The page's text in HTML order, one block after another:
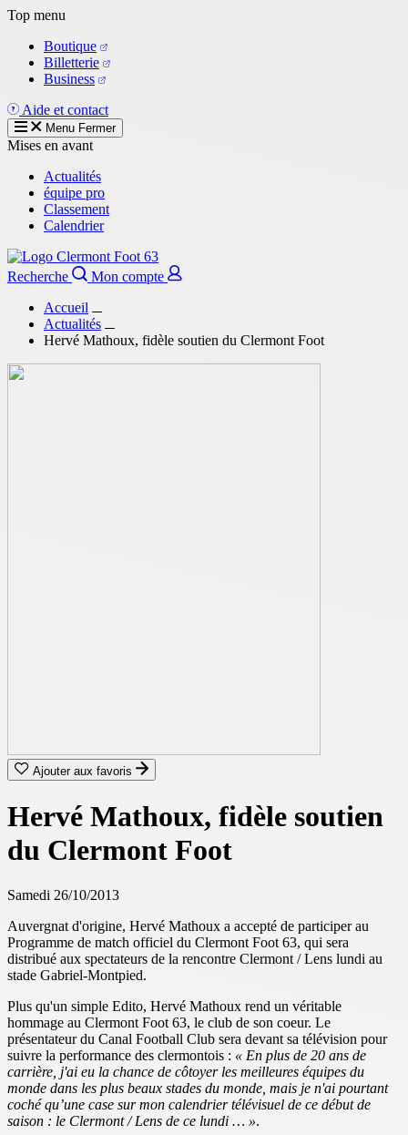
Aller
contenu
principal
Top menu
Boutique
Billetterie
Business
Aide et contact
Menu Fermer
Mises en avant
Actualités
équipe pro
Classement
Calendrier
Recherche
Mon compte
Accueil
Actualités
Hervé Mathoux, fidèle soutien du Clermont Foot
Ajouter aux favoris
Hervé Mathoux, fidèle soutien
du Clermont Foot
Samedi 26/10/2013
Auvergnat d'origine, Hervé Mathoux a accepté de participer au
Programme de match officiel du Clermont Foot 63, qui sera
distribué aux spectateurs de la rencontre Clermont / Lens lundi au
stade Gabriel-Montpied.
Plus qu'un simple Edito, Hervé Mathoux rend un véritable
hommage au Clermont Foot 63, le club de son coeur. Le
présentateur du Canal Football Club sera devant sa télévision pour
suivre la performance des clermontois : « En plus de 20 ans de
carrière, j'ai eu la chance de côtoyer les meilleures équipes du
monde dans les plus beaux stades du monde, mais je n'ai pourtant
coché qu’une case sur mon calendrier télévisuel de ce début de
saison : le Clermont / Lens de ce lundi … ».